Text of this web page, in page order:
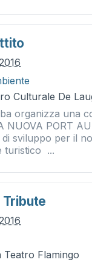
Culturale De
organizza una
PORT
sviluppo per il
turistico ...
Tribute
Teatro Flamingo